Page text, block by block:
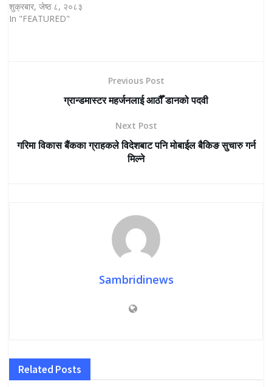
शुक्रबार, जेष्ठ ८, २०८३
In "FEATURED"
Previous Post
ग्रान्डमास्टर महर्जनलाई आठौँ डानको पदवी
Next Post
गरिमा विकास बैंकका ग्राहकले विदेशबाट पनि मोबाईल बैकिङ सुचारु गर्न
मिल्ने
Sambridinews
Related Posts